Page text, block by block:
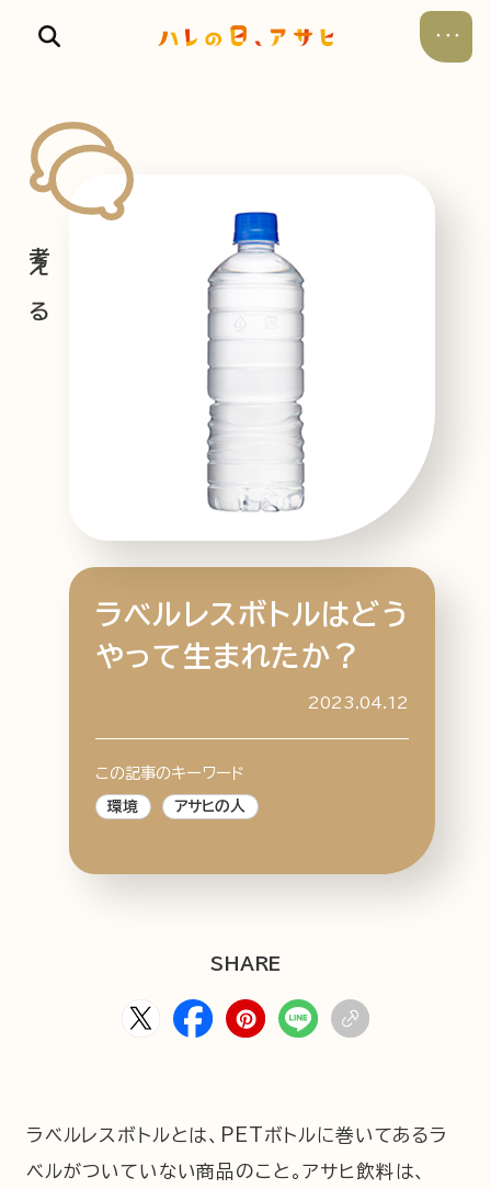
特集記事 連載 アサヒの人 歴史
夏のビール特集2025 ビール
ウイスキー
おでかけ 池波正太郎
みんなで乾杯 アサヒのひと図鑑
スマホ写真
HOME ABOUT ARTICLE
ラベルレスボトルはどう
やって生まれたか？
2023.04.12
この記事のキーワード
環境 アサヒの人
SHARE
ラベルレスボトルとは、PETボトルに巻いてあるラ
ベルがついていない商品のこと。アサヒ飲料は、